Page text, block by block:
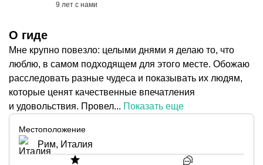
9 лет с нами
О гиде
Мне крупно повезло: целыми днями я делаю то, что
люблю, в самом подходящем для этого месте. Обожаю
расследовать разные чудеса и показывать их людям,
которые ценят качественные впечатления
и удовольствия. Провел... Показать еще
Местоположение
Рим, Италия